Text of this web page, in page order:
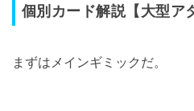
個別カード解説【大型ア
まずはメインギミックだ。